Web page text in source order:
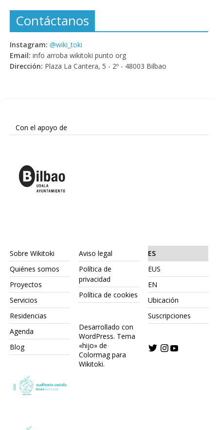
Contáctanos
Instagram: @wiki_toki
Email: info arroba wikitoki punto org
Dirección: Plaza La Cantera, 5 - 2º - 48003 Bilbao
Con el apoyo de
Sobre Wikitoki
Quiénes somos
Proyectos
Servicios
Residencias
Agenda
Blog
Aviso legal
Política de
privacidad
Política de cookies
Desarrollado con
WordPress. Tema
«hijo» de
Colormag para
Wikitoki.
ES
EUS
EN
Ubicación
Suscripciones